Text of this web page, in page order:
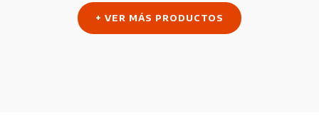
+ VER MÁS PRODUCTOS